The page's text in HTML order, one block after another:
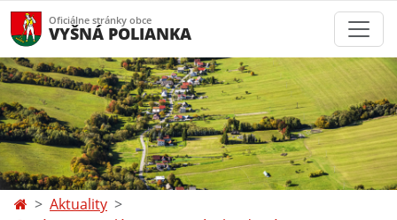
Oficiálne stránky obce
VYŠNÁ POLIANKA
Aktuality